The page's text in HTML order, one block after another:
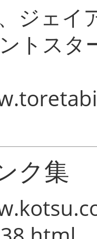
ジェイ
トスタ
ク集